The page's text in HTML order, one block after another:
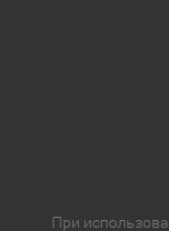
При